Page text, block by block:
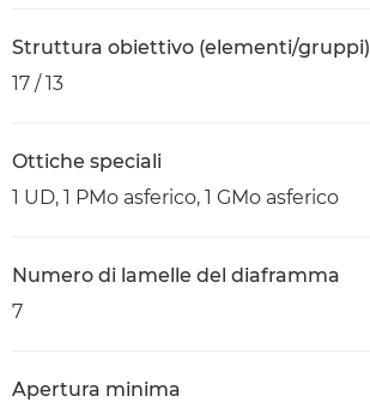
Struttura obiettivo (elementi/gruppi)
17 / 13
Ottiche speciali
1 UD, 1 PMo asferico, 1 GMo asferico
Numero di lamelle del diaframma
7
Apertura minima